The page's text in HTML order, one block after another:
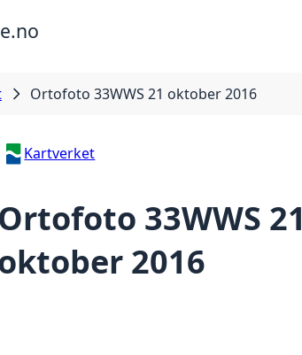
Ortofoto 33WWS 21 oktober 2016
Kartverket
Ortofoto 33WWS 21
2016